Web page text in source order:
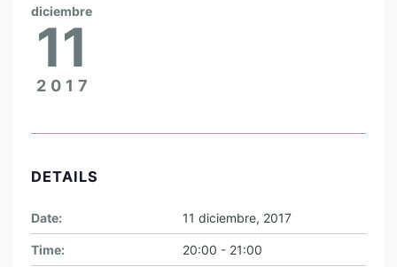
diciembre
11
2017
DETAILS
Date: 11 diciembre, 2017
Time: 20:00 - 21:00